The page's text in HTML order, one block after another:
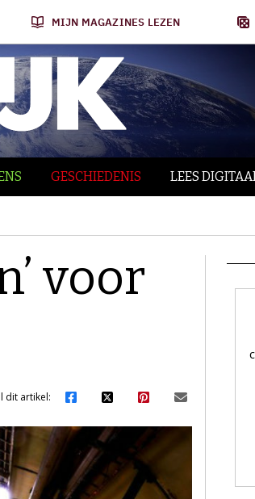
MIJN MAGAZINES LEZEN
GESCHIEDENIS LEES
voor
dit artikel: